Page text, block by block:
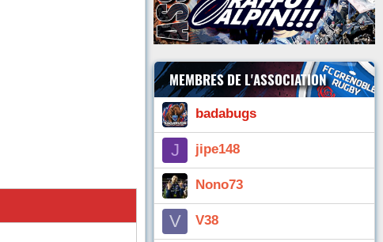
MEMBRES DE L'ASSOCIATION
badabugs
J jipe148
Nono73
V V38